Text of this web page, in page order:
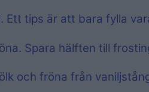
Ett tips är att bara fylla
Spara hälften till
och fröna från